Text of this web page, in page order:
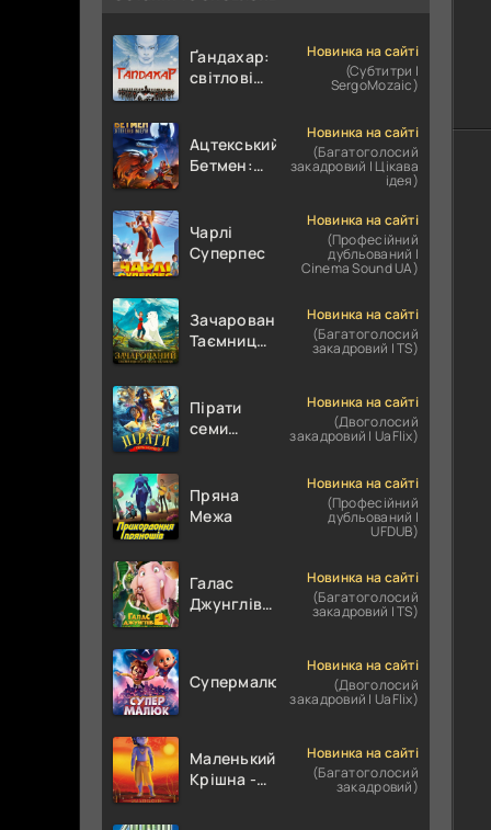
Ґандахар:
світлові
Новинка на сайті
(Субтитри |
SergoMozaic)
Ацтекський
Бетмен:
Новинка на сайті
(Багатоголосий
закадровий | Цікава
ідея)
Чарлі
Суперпес
Новинка на сайті
(Професійний
дубльований |
Cinema Sound UA)
Зачарований.
Таємниця
Новинка на сайті
(Багатоголосий
закадровий | TS)
Пірати
семи
Новинка на сайті
(Двоголосий
закадровий | UaFlix)
Пряна
Межа
Новинка на сайті
(Професійний
дубльований |
UFDUB)
Галас
Джунглів
Новинка на сайті
(Багатоголосий
закадровий | TS)
Супермалюк
Новинка на сайті
(Двоголосий
закадровий | UaFlix)
Маленький
Крішна -
Новинка на сайті
(Багатоголосий
закадровий)